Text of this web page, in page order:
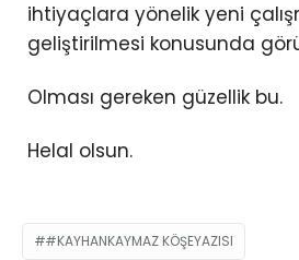
ihtiyaçlara yönelik yeni
geliştirilmesi konusunda
Olması gereken güzellik bu.
Helal olsun.
#KAYHANKAYMAZ KÖŞEYAZISI